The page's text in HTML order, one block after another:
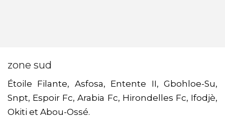
zone sud
Étoile Filante, Asfosa, Entente II, Gbohloe-Su,
Snpt, Espoir Fc, Arabia Fc, Hirondelles Fc, Ifodjè,
Okiti et Abou-Ossé.